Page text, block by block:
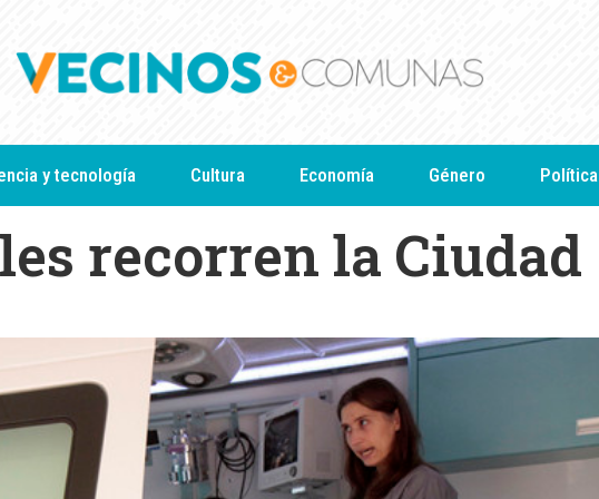
y tecnología Cultura Economía Género Política
recorren la Ciudad